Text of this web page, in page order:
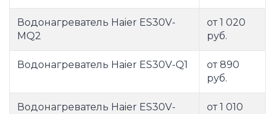
Водонагреватель Haier ES30V-
MQ2
от 1 020
руб.
Водонагреватель Haier ES30V-Q1
от 890
руб.
Водонагреватель Haier ES30V-
от 1 010